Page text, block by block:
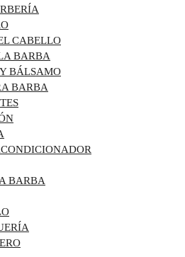
CABELLO
BARBA
BÁLSAMO
BARBA
BARBA